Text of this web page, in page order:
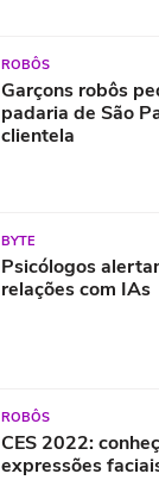
ROBÔS
Garçons robôs
padaria de São
clientela
BYTE
Psicólogos
relações com IAs
ROBÔS
CES 2022:
expressões